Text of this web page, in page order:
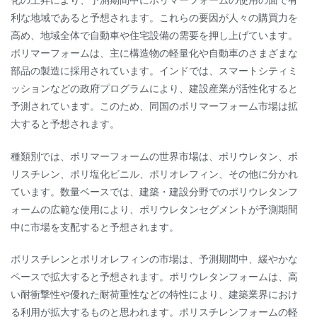
利な地域であると予想されます。これらの要因が人々の購買力を
高め、地域全体で自動車や住宅設備の需要を押し上げています。
ポリマーフォームは、主に構造物の軽量化や自動車のさまざまな
部品の製造に採用されています。インドでは、スマートシティミ
ッションなどの政府プログラムにより、建設産業が活性化すると
予測されています。このため、同国のポリマーフォーム市場は拡
大すると予想されます。
種類別では、ポリマーフォームの世界市場は、ポリウレタン、ポ
リスチレン、ポリ塩化ビニル、ポリオレフィン、その他に分かれ
ています。数量ベースでは、建築・建設分野でのポリウレタンフ
ォームの広範な使用により、ポリウレタンセグメントが予測期間
中に市場を支配すると予想されます。
ポリスチレンとポリオレフィンの市場は、予測期間中、緩やかな
ペースで拡大すると予想されます。ポリウレタンフォームは、高
い耐衝撃性や優れた耐荷重性などの特性により、建築業界におけ
る利用が拡大するものと思われます。ポリスチレンフォームの軽